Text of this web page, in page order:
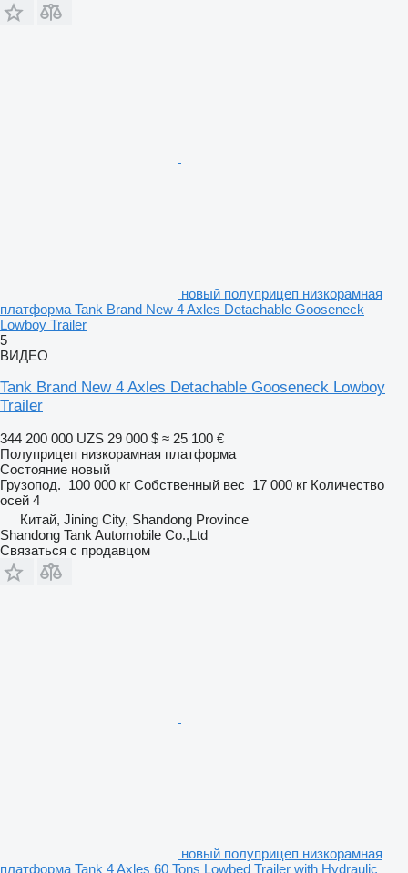
новый полуприцеп низкорамная
платформа Tank Brand New 4 Axles Detachable Gooseneck
Lowboy Trailer
5
ВИДЕО
Tank Brand New 4 Axles Detachable Gooseneck Lowboy
Trailer
344 200 000 UZS 29 000 $ ≈ 25 100 €
Полуприцеп низкорамная платформа
Состояние новый
Грузопод. 100 000 кг Собственный вес 17 000 кг Количество
осей 4
Китай, Jining City, Shandong Province
Shandong Tank Automobile Co.,Ltd
Связаться с продавцом
новый полуприцеп низкорамная
платформа Tank 4 Axles 60 Tons Lowbed Trailer with Hydraulic